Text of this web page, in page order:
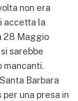
non era
accetta la
28 Maggio
sarebbe
mancanti.
Barbara
una presa in